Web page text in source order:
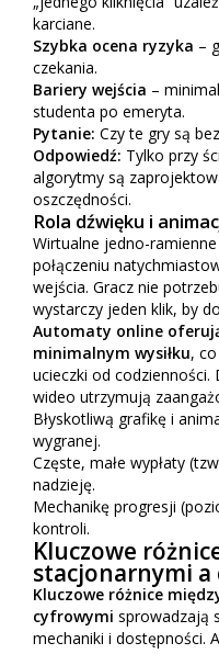
karciane.
Szybka ocena ryzyka –
czekania.
Bariery wejścia –
studenta po emeryta.
Pytanie: Czy te gry są
Odpowiedź: Tylko przy
algorytmy są
oszczędności.
Rola dźwięku i
Wirtualne jedno-
połączeniu
wejścia. Gracz nie
wystarczy jeden klik, by
Automaty online
minimalnym wysiłku,
ucieczki od
wideo utrzymują
Błyskotliwą grafikę i
wygranej.
Częste, małe wypłaty
nadzieję.
Mechanikę progresji
kontroli.
Kluczowe
stacjonarnymi
Kluczowe różnice
cyfrowymi sprowadzają
mechaniki i dostępności.